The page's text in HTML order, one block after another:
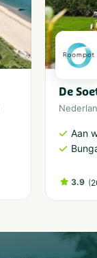
De
Aan
3.9 (